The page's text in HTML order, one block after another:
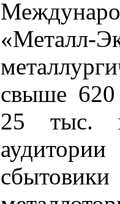
«Металл-
свыше 620
25 тыс.